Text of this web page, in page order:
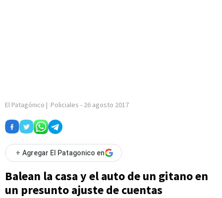
El Patagónico | Policiales - 26 agosto 2017
+ Agregar El Patagonico en
Balean la casa y el auto de un gitano en
un presunto ajuste de cuentas